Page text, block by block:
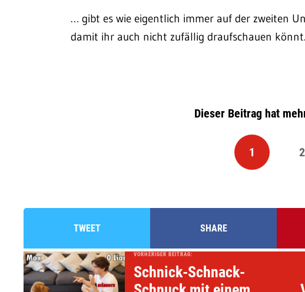
… gibt es wie eigentlich immer auf der zweiten
damit ihr auch nicht zufällig draufschauen könnt.
Dieser Beitrag hat
1 2
TWEET SHARE
VORHERIGER BEITRAG:
Schnick-Schnack-